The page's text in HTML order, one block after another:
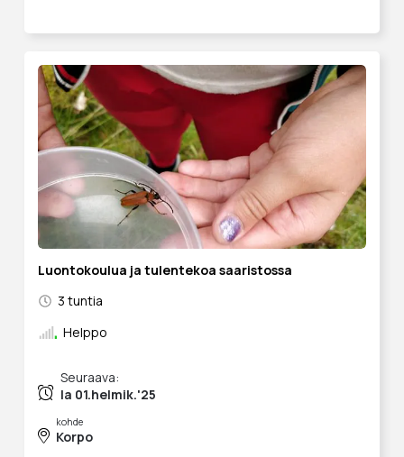
Luontokoulua ja tulentekoa saaristossa
3 tuntia
Helppo
Seuraava:
la 01.helmik.'25
kohde
Korpo